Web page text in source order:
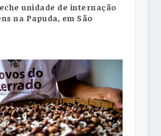
unidade de internação
na Papuda, em São